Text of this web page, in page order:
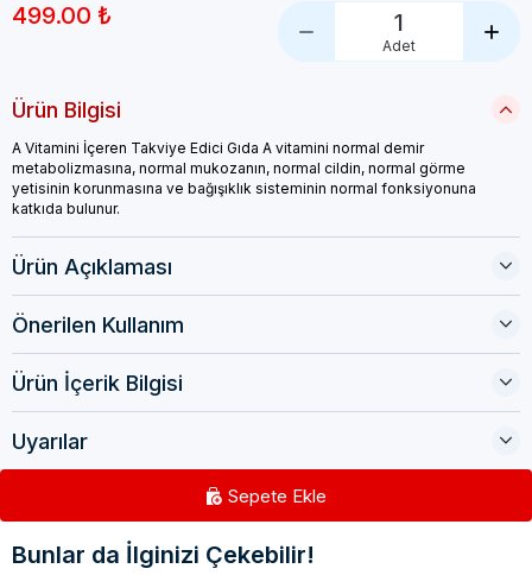
499.00 ₺ 1
Adet
Ürün Bilgisi
A Vitamini İçeren Takviye Edici Gıda A vitamini normal demir
metabolizmasına, normal mukozanın, normal cildin, normal görme
yetisinin korunmasına ve bağışıklık sisteminin normal fonksiyonuna
katkıda bulunur.
Ürün Açıklaması
Önerilen Kullanım
Ürün İçerik Bilgisi
Uyarılar
Sepete Ekle
Bunlar da İlginizi Çekebilir!